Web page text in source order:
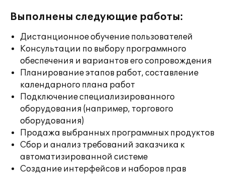
Выполнены следующие работы:
Дистанционное обучение пользователей
Консультации по выбору программного
обеспечения и вариантов его сопровождения
Планирование этапов работ, составление
календарного плана работ
Подключение специализированного
оборудования (например, торгового
оборудования)
Продажа выбранных программных продуктов
Сбор и анализ требований заказчика к
автоматизированной системе
Создание интерфейсов и наборов прав